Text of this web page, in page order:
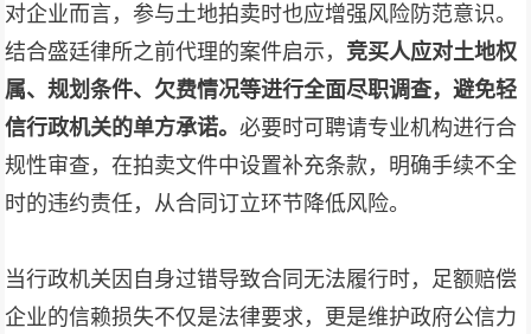
对企业而言，参与土地拍卖时也应增强风险防范意识。
结合盛廷律所之前代理的案件启示， 竞买人应对土地权
属、规划条件、欠费情况等进行全面尽职调查，避免轻
信行政机关的单方承诺。 必要时可聘请专业机构进行合
规性审查，在拍卖文件中设置补充条款，明确手续不全
时的违约责任，从合同订立环节降低风险。
当行政机关因自身过错导致合同无法履行时，足额赔偿
企业的信赖损失不仅是法律要求，更是维护政府公信力